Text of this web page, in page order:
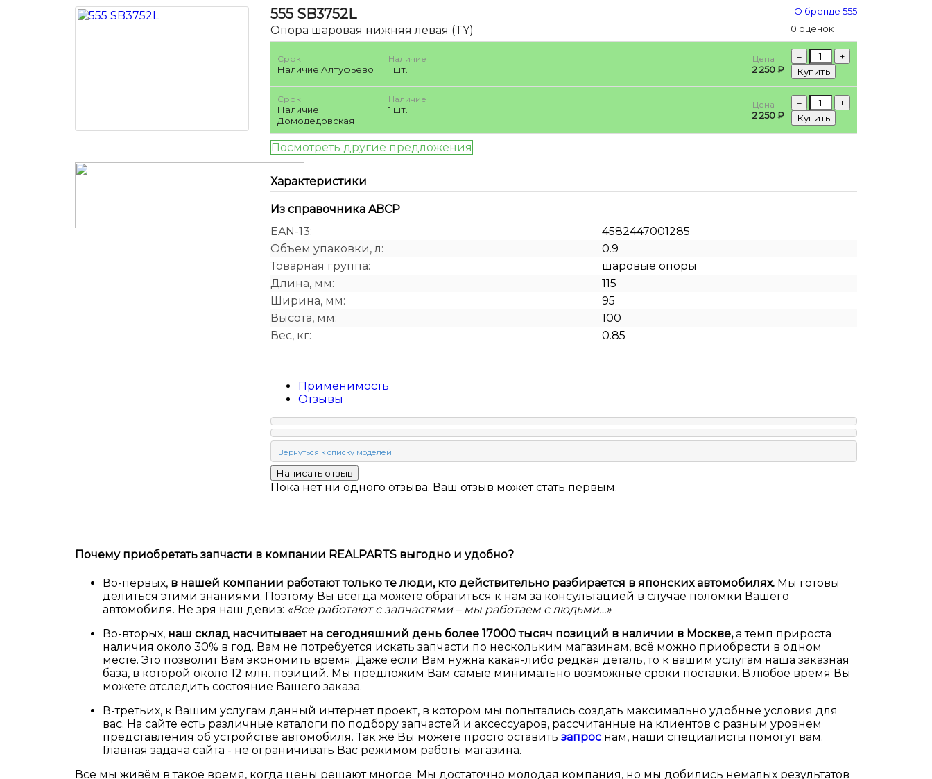
О бренде 555
0 оценок
555 SB3752L
Опора шаровая нижняя левая (TY)
Срок
Наличие Алтуфьево
Наличие
1 шт.
Цена
2 250 ₽
–
+
Купить
Срок
Наличие
Домодедовская
Наличие
1 шт. Цена
2 250 ₽
–
+
Купить
Посмотреть другие предложения
Характеристики
Из справочника ABCP
EAN-13:
4582447001285
Объем упаковки, л:
0.9
Товарная группа:
шаровые опоры
Длина, мм:
115
Ширина, мм:
95
Высота, мм:
100
Вес, кг:
0.85
Применимость
Отзывы
Пока нет ни одного отзыва. Ваш отзыв может стать первым.
Почему приобретать запчасти в компании REALPARTS выгодно и удобно?
Во-первых, в нашей компании работают только те люди, кто действительно разбирается в японских автомобилях. Мы готовы
делиться этими знаниями. Поэтому Вы всегда можете обратиться к нам за консультацией в случае поломки Вашего
автомобиля. Не зря наш девиз: «Все работают с запчастями – мы работаем с людьми…»
Во-вторых, наш склад насчитывает на сегодняшний день более 17000 тысяч позиций в наличии в Москве,а темп прироста
наличия около 30% в год. Вам не потребуется искать запчасти по нескольким магазинам, всё можно приобрести в одном
месте. Это позволит Вам экономить время. Даже если Вам нужна какая-либо редкая деталь, то к вашим услугам наша заказная
база, в которой около 12 млн. позиций. Мы предложим Вам самые минимально возможные сроки поставки. В любое время Вы
можете отследить состояние Вашего заказа.
В-третьих, к Вашим услугам данный интернет проект, в котором мы попытались создать максимально удобные условия для
вас. На сайте есть различные каталоги по подбору запчастей и аксессуаров, рассчитанные на клиентов с разным уровнем
представления об устройстве автомобиля. Так же Вы можете просто оставить запрос нам, наши специалисты помогут вам.
Главная задача сайта - не ограничивать Вас режимом работы магазина.
Все мы живём в такое время, когда цены решают многое. Мы достаточно молодая компания, но мы добились немалых результатов